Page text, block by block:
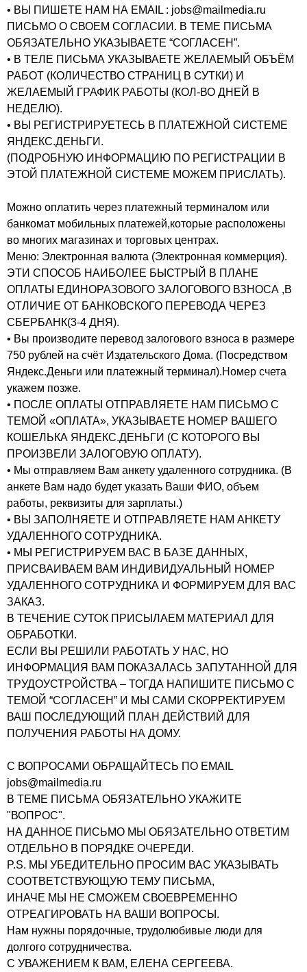
• ВЫ ПИШЕТЕ НАМ НА EMAIL : jobs@mailmedia.ru
ПИСЬМО О СВОЕМ СОГЛАСИИ. В ТЕМЕ ПИСЬМА
ОБЯЗАТЕЛЬНО УКАЗЫВАЕТЕ “СОГЛАСЕН”.
• В ТЕЛЕ ПИСЬМА УКАЗЫВАЕТЕ ЖЕЛАЕМЫЙ ОБЪЁМ
РАБОТ (КОЛИЧЕСТВО СТРАНИЦ В СУТКИ) И
ЖЕЛАЕМЫЙ ГРАФИК РАБОТЫ (КОЛ-ВО ДНЕЙ В
НЕДЕЛЮ).
• ВЫ РЕГИСТРИРУЕТЕСЬ В ПЛАТЕЖНОЙ СИСТЕМЕ
ЯНДЕКС.ДЕНЬГИ.
(ПОДРОБНУЮ ИНФОРМАЦИЮ ПО РЕГИСТРАЦИИ В
ЭТОЙ ПЛАТЕЖНОЙ СИСТЕМЕ МОЖЕМ ПРИСЛАТЬ).
Можно оплатить через платежный терминалом или
банкомат мобильных платежей,которые расположены
во многих магазинах и торговых центрах.
Меню: Электронная валюта (Электронная коммерция).
ЭТИ СПОСОБ НАИБОЛЕЕ БЫСТРЫЙ В ПЛАНЕ
ОПЛАТЫ ЕДИНОРАЗОВОГО ЗАЛОГОВОГО ВЗНОСА ,В
ОТЛИЧИЕ ОТ БАНКОВСКОГО ПЕРЕВОДА ЧЕРЕЗ
СБЕРБАНК(3-4 ДНЯ).
• Вы производите перевод залогового взноса в размере
750 рублей на счёт Издательского Дома. (Посредством
Яндекс.Деньги или платежный терминал).Номер счета
укажем позже.
• ПОСЛЕ ОПЛАТЫ ОТПРАВЛЯЕТЕ НАМ ПИСЬМО С
ТЕМОЙ «ОПЛАТА», УКАЗЫВАЕТЕ НОМЕР ВАШЕГО
КОШЕЛЬКА ЯНДЕКС.ДЕНЬГИ (С КОТОРОГО ВЫ
ПРОИЗВЕЛИ ЗАЛОГОВУЮ ОПЛАТУ).
• Мы отправляем Вам анкету удаленного сотрудника. (В
анкете Вам надо будет указать Ваши ФИО, объем
работы, реквизиты для зарплаты.)
• ВЫ ЗАПОЛНЯЕТЕ И ОТПРАВЛЯЕТЕ НАМ АНКЕТУ
УДАЛЕННОГО СОТРУДНИКА.
• МЫ РЕГИСТРИРУЕМ ВАС В БАЗЕ ДАННЫХ,
ПРИСВАИВАЕМ ВАМ ИНДИВИДУАЛЬНЫЙ НОМЕР
УДАЛЕННОГО СОТРУДНИКА И ФОРМИРУЕМ ДЛЯ ВАС
ЗАКАЗ.
В ТЕЧЕНИЕ СУТОК ПРИСЫЛАЕМ МАТЕРИАЛ ДЛЯ
ОБРАБОТКИ.
ЕСЛИ ВЫ РЕШИЛИ РАБОТАТЬ У НАС, НО
ИНФОРМАЦИЯ ВАМ ПОКАЗАЛАСЬ ЗАПУТАННОЙ ДЛЯ
ТРУДОУСТРОЙСТВА – ТОГДА НАПИШИТЕ ПИСЬМО С
ТЕМОЙ “СОГЛАСЕН” И МЫ САМИ СКОРРЕКТИРУЕМ
ВАШ ПОСЛЕДУЮЩИЙ ПЛАН ДЕЙСТВИЙ ДЛЯ
ПОЛУЧЕНИЯ РАБОТЫ НА ДОМУ.
С ВОПРОСАМИ ОБРАЩАЙТЕСЬ ПО EMAIL
jobs@mailmedia.ru
В ТЕМЕ ПИСЬМА ОБЯЗАТЕЛЬНО УКАЖИТЕ
"ВОПРОС".
НА ДАННОЕ ПИСЬМО МЫ ОБЯЗАТЕЛЬНО ОТВЕТИМ
ОТДЕЛЬНО В ПОРЯДКЕ ОЧЕРЕДИ.
P.S. МЫ УБЕДИТЕЛЬНО ПРОСИМ ВАС УКАЗЫВАТЬ
СООТВЕТСТВУЮЩУЮ ТЕМУ ПИСЬМА,
ИНАЧЕ МЫ НЕ СМОЖЕМ СВОЕВРЕМЕННО
ОТРЕАГИРОВАТЬ НА ВАШИ ВОПРОСЫ.
Нам нужны порядочные, трудолюбивые люди для
долгого сотрудничества.
С УВАЖЕНИЕМ К ВАМ, ЕЛЕНА СЕРГЕЕВА.